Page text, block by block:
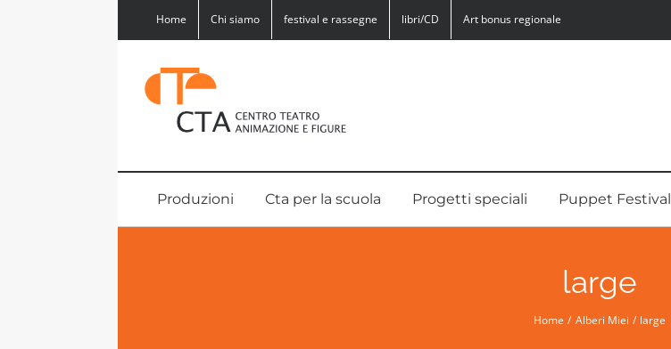
Home Chi siamo festival e rassegne libri/CD Art bonus regionale
Produzioni Cta per la scuola Progetti speciali Puppet Festival
large
Home Alberi Miei large